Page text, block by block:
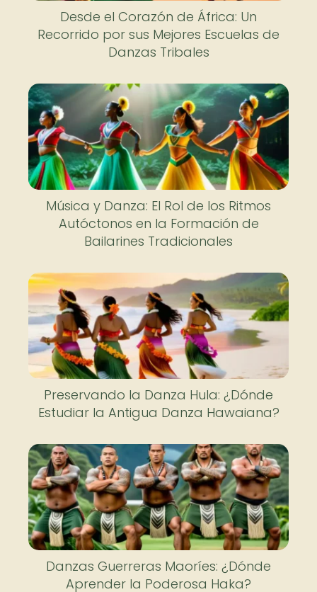
Desde el Corazón de África: Un
Recorrido por sus Mejores Escuelas de
Danzas Tribales
Música y Danza: El Rol de los Ritmos
Autóctonos en la Formación de
Bailarines Tradicionales
Preservando la Danza Hula: ¿Dónde
Estudiar la Antigua Danza Hawaiana?
Danzas Guerreras Maoríes: ¿Dónde
Aprender la Poderosa Haka?